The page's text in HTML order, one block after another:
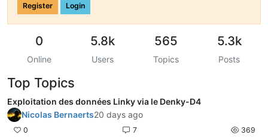
Register Login
0
Online
5.8k
Users
565
Topics
5.3k
Posts
Top Topics
Exploitation des données Linky via le Denky-D4
Nicolas Bernaerts20 days ago
0 7 369